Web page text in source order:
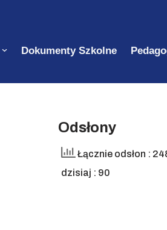
Dokumenty Szkolne
Odsłony
Łącznie odsłon :
dzisiaj : 90